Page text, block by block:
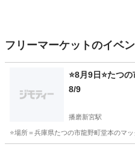
フリーマーケットのイベ
⭐8月9日⭐たつ
8/9
播磨新宮駅
⭐場所＝兵庫県たつの市龍野町堂本のマ